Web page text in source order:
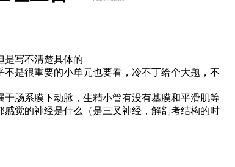
是写不清楚具体的
是很重要的小单元也要看，冷不丁给个大题，不
肠系膜下动脉，生精小管有没有基膜和平滑肌等
觉的神经是什么（是三叉神经，解剖考结构的时